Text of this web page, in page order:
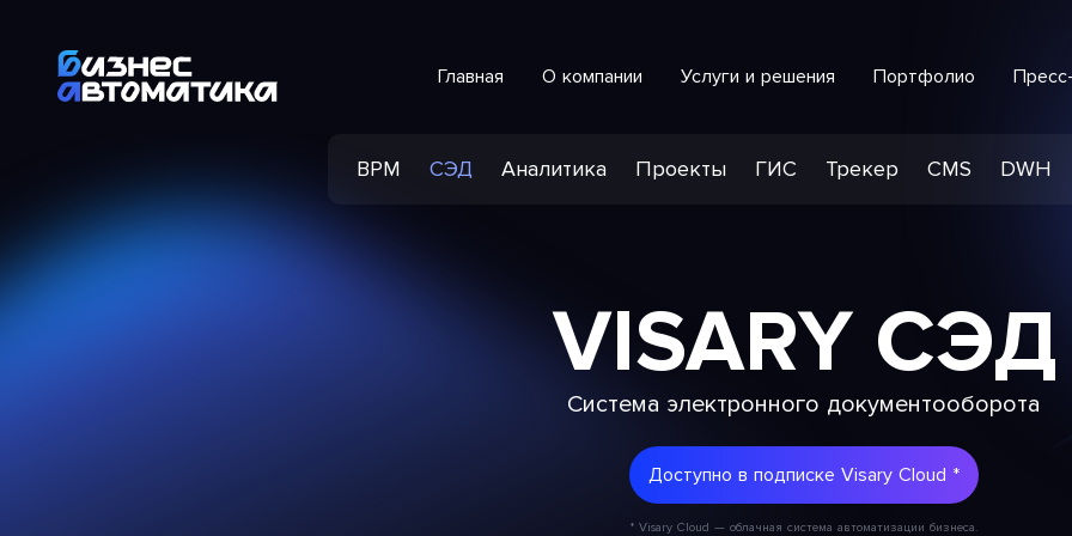
Главная О компании Услуги и решения Портфолио
BPM СЭД Аналитика Проекты ГИС Трекер CMS DWH
VISARY СЭД
Система электронного документооборота
Доступно в подписке Visary Cloud *
* Visary Cloud — облачная система автоматизации бизнеса.